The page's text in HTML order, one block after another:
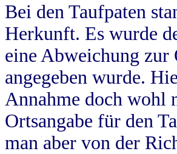
Bei den Taufpaten
Herkunft. Es wurde
eine Abweichung zur
angegeben wurde.
Annahme doch wohl
Ortsangabe für den
man aber von der